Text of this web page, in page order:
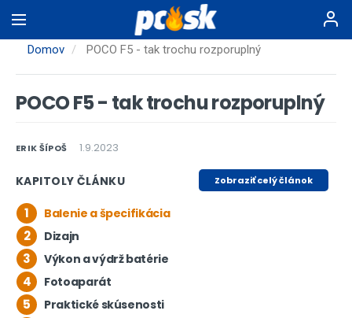
na
hlavnýDomov POCO F5 - tak trochu rozporuplný
POCO F5 - tak trochu rozporuplný
ERIK ŠÍPOŠ 1.9.2023
KAPITOLY ČLÁNKU Zobraziť celý článok
1 Balenie a špecifikácia
2 Dizajn
3 Výkon a výdrž batérie
4 Fotoaparát
5 Praktické skúsenosti